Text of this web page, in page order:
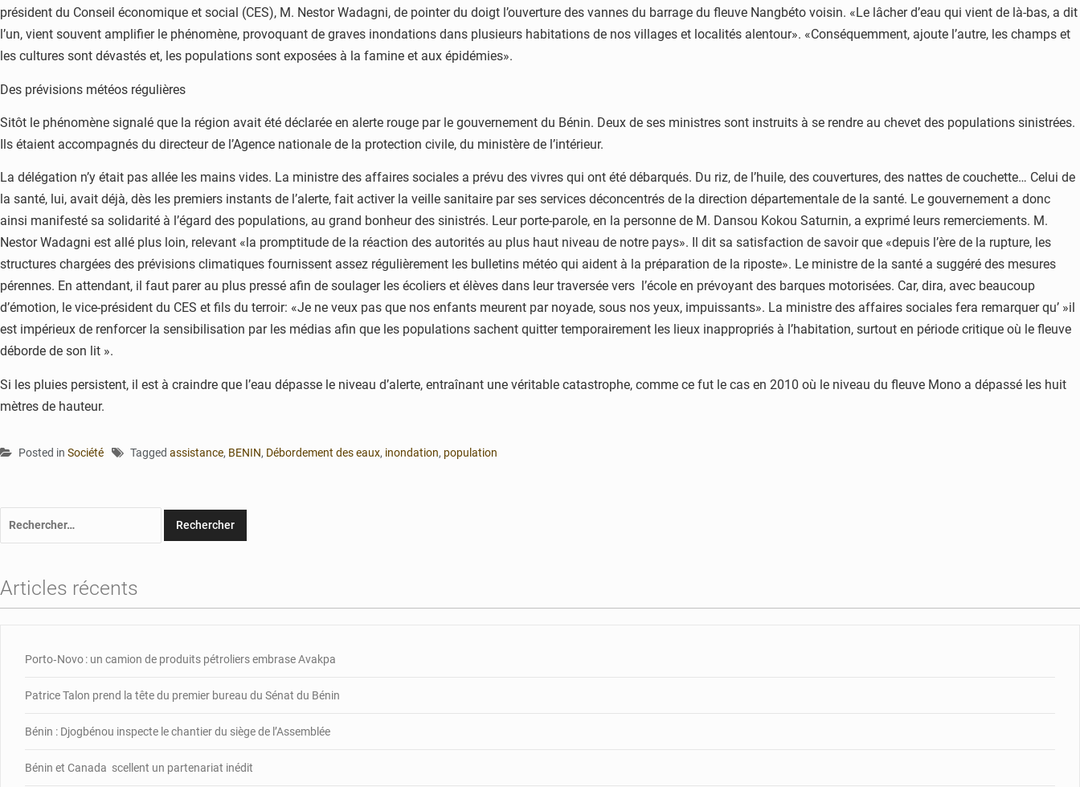
président du Conseil économique et social (CES), M. Nestor Wadagni, de pointer du doigt l’ouverture des vannes du barrage du fleuve Nangbéto voisin. «Le lâcher d’eau qui vient de là-bas, a dit
l’un, vient souvent amplifier le phénomène, provoquant de graves inondations dans plusieurs habitations de nos villages et localités alentour». «Conséquemment, ajoute l’autre, les champs et
les cultures sont dévastés et, les populations sont exposées à la famine et aux épidémies».
Des prévisions météos régulières
Sitôt le phénomène signalé que la région avait été déclarée en alerte rouge par le gouvernement du Bénin. Deux de ses ministres sont instruits à se rendre au chevet des populations sinistrées.
Ils étaient accompagnés du directeur de l’Agence nationale de la protection civile, du ministère de l’intérieur.
La délégation n’y était pas allée les mains vides. La ministre des affaires sociales a prévu des vivres qui ont été débarqués. Du riz, de l’huile, des couvertures, des nattes de couchette… Celui de
la santé, lui, avait déjà, dès les premiers instants de l’alerte, fait activer la veille sanitaire par ses services déconcentrés de la direction départementale de la santé. Le gouvernement a donc
ainsi manifesté sa solidarité à l’égard des populations, au grand bonheur des sinistrés. Leur porte-parole, en la personne de M. Dansou Kokou Saturnin, a exprimé leurs remerciements. M.
Nestor Wadagni est allé plus loin, relevant «la promptitude de la réaction des autorités au plus haut niveau de notre pays». Il dit sa satisfaction de savoir que «depuis l’ère de la rupture, les
structures chargées des prévisions climatiques fournissent assez régulièrement les bulletins météo qui aident à la préparation de la riposte». Le ministre de la santé a suggéré des mesures
pérennes. En attendant, il faut parer au plus pressé afin de soulager les écoliers et élèves dans leur traversée vers l’école en prévoyant des barques motorisées. Car, dira, avec beaucoup
d’émotion, le vice-président du CES et fils du terroir: «Je ne veux pas que nos enfants meurent par noyade, sous nos yeux, impuissants». La ministre des affaires sociales fera remarquer qu’ »il
est impérieux de renforcer la sensibilisation par les médias afin que les populations sachent quitter temporairement les lieux inappropriés à l’habitation, surtout en période critique où le fleuve
déborde de son lit ».
Si les pluies persistent, il est à craindre que l’eau dépasse le niveau d’alerte, entraînant une véritable catastrophe, comme ce fut le cas en 2010 où le niveau du fleuve Mono a dépassé les huit
mètres de hauteur.
Posted in Société Tagged assistance, BENIN, Débordement des eaux, inondation, population
Articles récents
Porto‑Novo : un camion de produits pétroliers embrase Avakpa
Patrice Talon prend la tête du premier bureau du Sénat du Bénin
Bénin : Djogbénou inspecte le chantier du siège de l’Assemblée
Bénin et Canada scellent un partenariat inédit